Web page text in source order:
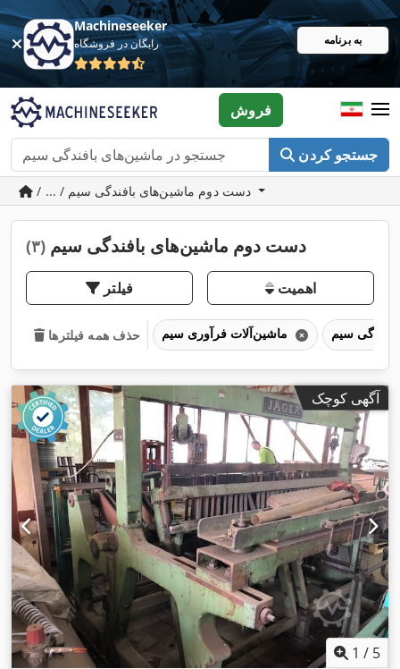
Machineseeker
رایگان در فروشگاه به برنامه
جستجو کردن
فروش
دست دوم ماشین‌های بافندگی سیم (۳)
فیلتر اهمیت
حذف همه فیلترها
آگهی کوچک
1 / 5